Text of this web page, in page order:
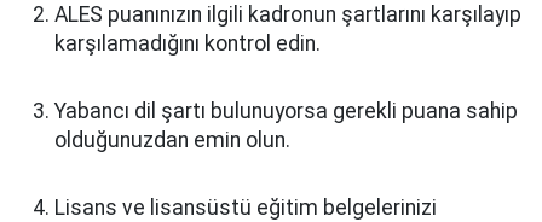
ALES puanınızın ilgili kadronun şartlarını karşılayıp
karşılamadığını kontrol edin.
Yabancı dil şartı bulunuyorsa gerekli puana sahip
olduğunuzdan emin olun.
Lisans ve lisansüstü eğitim belgelerinizi